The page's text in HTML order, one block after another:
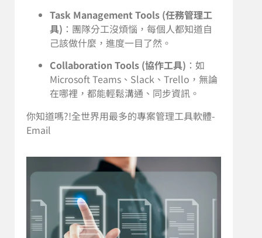
Task Management Tools (任務管理工
具) ：團隊分工沒煩惱，每個人都知道自
己該做什麼，進度一目了然。
Collaboration Tools (協作工具) ：如
Microsoft Teams、Slack、Trello，無論
在哪裡，都能輕鬆溝通、同步資訊。
你知道嗎?!全世界用最多的專案管理工具軟體-
Email